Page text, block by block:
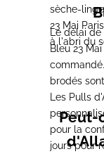
sèche-
23 Mai
à l'abri du
Le délai de
Bleu 23
brodés
Les Pulls
pour la
jours pour
Peut-